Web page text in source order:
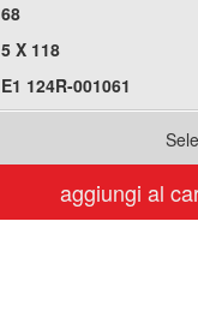
68
5 X 118
E1 124R-001061
aggiungi al